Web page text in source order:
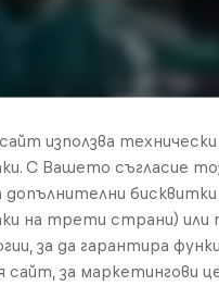
използва
С Вашето съгласие
допълнителни бисквитки
на трети страни) или
за да гарантира
сайт, за маркетингови